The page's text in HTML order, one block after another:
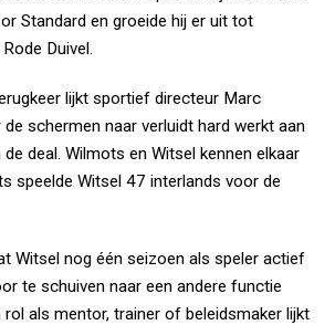
Standard en groeide hij er uit tot
Duivel.
lijkt sportief directeur Marc
schermen naar verluidt hard werkt aan
deal. Wilmots en Witsel kennen elkaar
speelde Witsel 47 interlands voor de
Witsel nog één seizoen als speler actief
te schuiven naar een andere functie
rol als mentor, trainer of beleidsmaker lijkt